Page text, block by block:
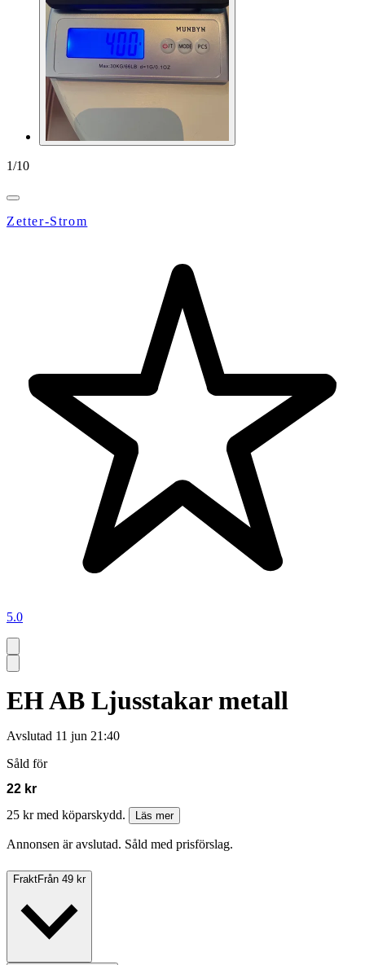
1/10
Zetter-Strom
5.0
EH AB Ljusstakar metall
Avslutad 11 jun 21:40
Såld för
22 kr
25 kr med köparskydd.
Läs mer
Annonsen är avslutad. Såld med prisförslag.
FraktFrån 49 kr